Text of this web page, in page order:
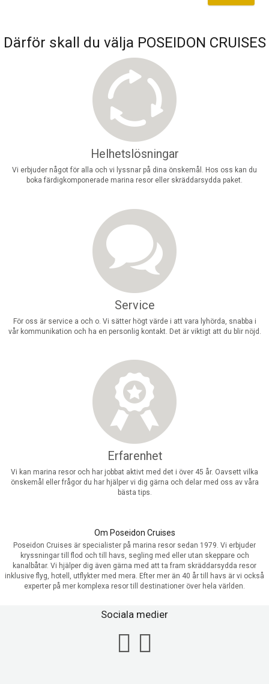
Därför skall du välja POSEIDON CRUISES
Helhetslösningar
Vi erbjuder något för alla och vi lyssnar på dina önskemål. Hos oss kan du
boka färdigkomponerade marina resor eller skräddarsydda paket.
Service
För oss är service a och o. Vi sätter högt värde i att vara lyhörda, snabba i
vår kommunikation och ha en personlig kontakt. Det är viktigt att du blir nöjd.
Erfarenhet
Vi kan marina resor och har jobbat aktivt med det i över 45 år. Oavsett vilka
önskemål eller frågor du har hjälper vi dig gärna och delar med oss av våra
bästa tips.
Om Poseidon Cruises
Poseidon Cruises är specialister på marina resor sedan 1979. Vi erbjuder
kryssningar till flod och till havs, segling med eller utan skeppare och
kanalbåtar. Vi hjälper dig även gärna med att ta fram skräddarsydda resor
inklusive flyg, hotell, utflykter med mera. Efter mer än 40 år till havs är vi också
experter på mer komplexa resor till destinationer över hela världen.
Sociala medier